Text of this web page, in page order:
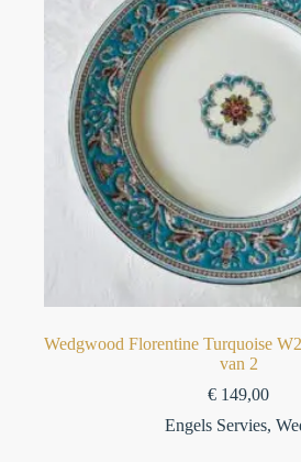
Wedgwood Florentine Turquoise
van 2
€ 149,00
Engels Servies,